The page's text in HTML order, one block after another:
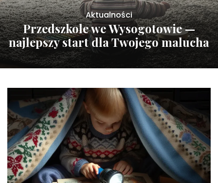
Aktualności
Przedszkole we Wysogotowie —
najlepszy start dla Twojego malucha